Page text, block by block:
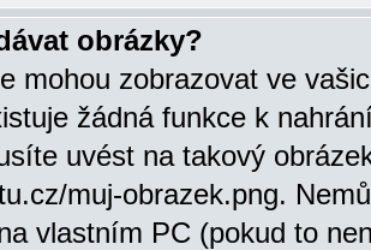
obrázky?
mohou zobrazovat ve
žádná funkce k
uvést na takový
muj-obrazek.png.
vlastním PC (pokud to